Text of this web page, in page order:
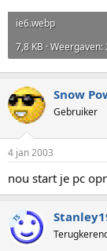
ie6.webp
7,8 KB · Weergaven:
Snow
Gebruiker
4 jan 2003
nou start je pc
TS